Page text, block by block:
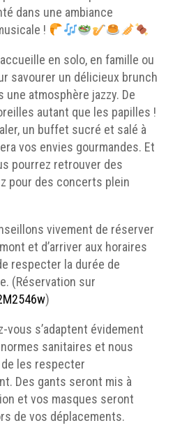
dans une ambiance
!
en solo, en famille ou
savourer un délicieux brunch
une atmosphère jazzy. De
autant que les papilles !
un buffet sucré et salé à
vos envies gourmandes. Et
pourrez retrouver des
pour des concerts plein
vivement de réserver
et d’arriver aux horaires
respecter la durée de
(Réservation sur
)
vous s’adaptent évidement
sanitaires et nous
les respecter
Des gants seront mis à
et vos masques seront
de vos déplacements.